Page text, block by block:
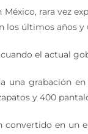
rara vez
últimos años
el actual
una grabación
y 400
convertido en